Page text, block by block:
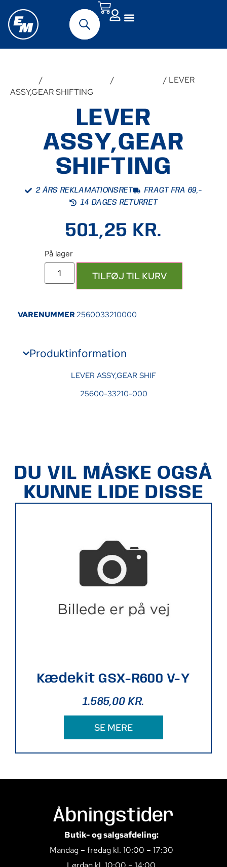
/ /
/ LEVER
ASSY,GEAR SHIFTING
LEVER
ASSY,GEAR
SHIFTING
2 ÅRS REKLAMATIONSRET
FRAGT FRA 69,-
14 DAGES RETURRET
501,25 KR.
TILFØJ TIL KURV
VARENUMMER 2560033210000
Produktinformation
LEVER ASSY,GEAR SHIF
25600-33210-000
DU VIL MÅSKE OGSÅ
KUNNE LIDE DISSE
Kædekit GSX-R600 V-Y
1.585,00KR.
SE MERE
Åbningstider
Butik- og salgsafdeling:
Mandag – fredag kl. 10:00 – 17:30